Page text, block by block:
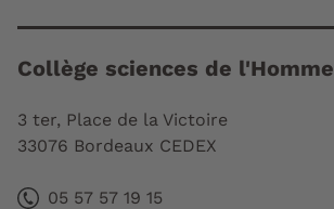
Collège sciences de l'Homme
3 ter, Place de la Victoire
33076 Bordeaux CEDEX
05 57 57 19 15